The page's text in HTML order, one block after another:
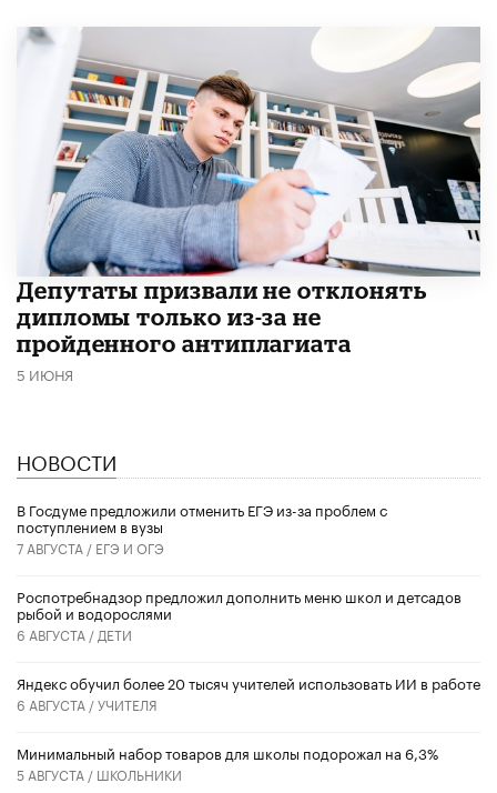
Депутаты призвали не отклонять
дипломы только из-за не
пройденного антиплагиата
5 ИЮНЯ
НОВОСТИ
В Госдуме предложили отменить ЕГЭ из-за проблем с
поступлением в вузы
7 АВГУСТА / ЕГЭ И ОГЭ
Роспотребнадзор предложил дополнить меню школ и детсадов
рыбой и водорослями
6 АВГУСТА / ДЕТИ
​Яндекс обучил более 20 тысяч учителей использовать ИИ в работе
6 АВГУСТА /УЧИТЕЛЯ
Минимальный набор товаров для школы подорожал на 6,3%
5 АВГУСТА / ШКОЛЬНИКИ